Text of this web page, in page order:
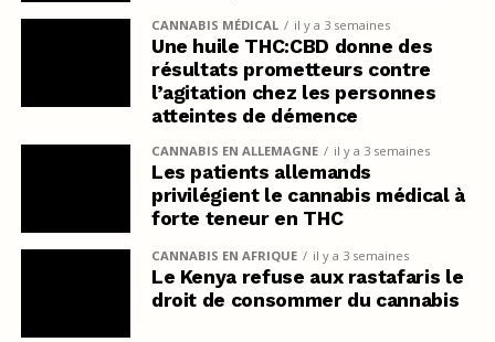
CANNABIS MÉDICAL il y a 3 semaines
Une huile THC:CBD donne des
résultats prometteurs contre
l’agitation chez les personnes
atteintes de démence
CANNABIS EN ALLEMAGNE il y a 3 semaines
Les patients allemands
privilégient le cannabis médical à
forte teneur en THC
CANNABIS EN AFRIQUE il y a 3 semaines
Le Kenya refuse aux rastafaris le
droit de consommer du cannabis